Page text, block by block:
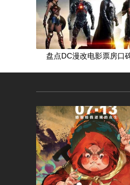
盘点DC漫改电影票房口
超前点映观后
想看海盗史诗，结果
火遍全球，续集导
给我们带来无数欢笑
周二收视速
“大道至简”的故事，